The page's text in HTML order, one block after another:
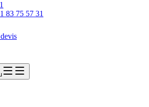
83 75 57 31